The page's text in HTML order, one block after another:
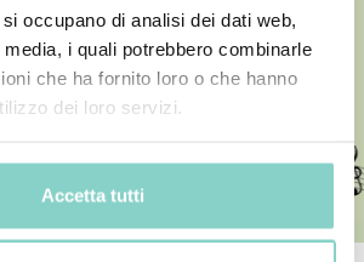
occupano di analisi dei dati web,
i quali potrebbero combinarle
che ha fornito loro o che hanno
dei loro servizi.
Accetta tutti